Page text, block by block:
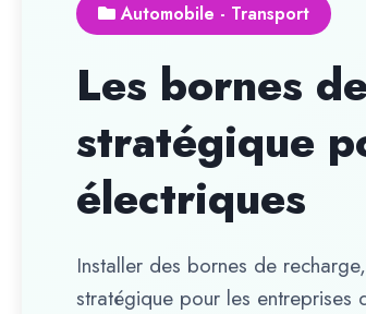
Automobile - Transport
Les bornes
stratégique
électriques
Installer des bornes de
stratégique pour les entreprises